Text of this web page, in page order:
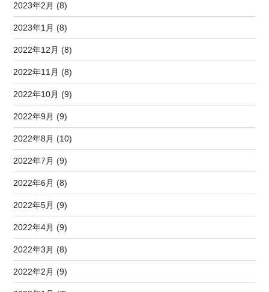
2023年2月 (8)
2023年1月 (8)
2022年12月 (8)
2022年11月 (8)
2022年10月 (9)
2022年9月 (9)
2022年8月 (10)
2022年7月 (9)
2022年6月 (8)
2022年5月 (9)
2022年4月 (9)
2022年3月 (8)
2022年2月 (9)